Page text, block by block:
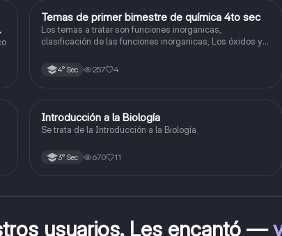
Química
Temas de primer bimestre de química 4to sec
Los temas a tratar son funciones inorganicas,
clasificación de las funciones inorganicas, Los óxidos y
4° Sec 257 4
Biología
Introducción a la Biología
Se trata de la Introducción a la Biología
3° Sec 670 11
usuarios. Les encantó —